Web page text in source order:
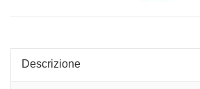
Descrizione